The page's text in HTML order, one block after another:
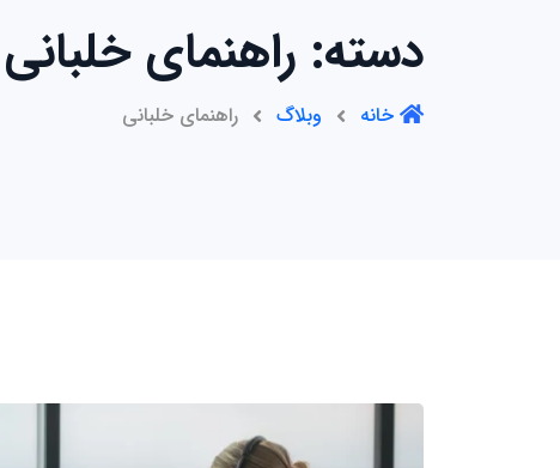
دسته: راهنمای خلبانی
خانه وبلاگ راهنمای خلبانی